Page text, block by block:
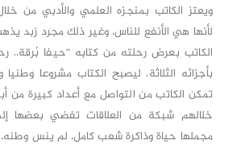
ويعتز الكاتب بمنجزه العلمي والأدبي من
لأنها هي الأنفع للناس، وغير ذلك مجرد زبد
الكاتب بعرض رحلته من كتابه “حيفا بُرقة..
بأجزائه الثلاثة. ليصبح الكتاب مشروعا وطنيا
تمكن الكاتب من التواصل مع أعداد كبيرة من
خلالهم شبكة من العلاقات تفضي
مجملها حياة وذاكرة شعب كامل، لم ينس وطنه،